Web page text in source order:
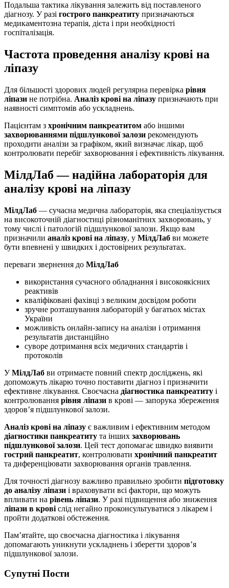
Подальша тактика лікування залежить від поставленого
діагнозу. У разі гострого панкреатиту призначаються
медикаментозна терапія, дієта і при необхідності
госпіталізація.
Частота проведення аналізу крові на
ліпазу
Для більшості здорових людей регулярна перевірка рівня
ліпази не потрібна. Аналіз крові на ліпазу призначають при
наявності симптомів або ускладнень.
Пацієнтам з хронічним панкреатитом або іншими
захворюваннями підшлункової залози рекомендують
проходити аналізи за графіком, який визначає лікар, щоб
контролювати перебіг захворювання і ефективність лікування.
МілдЛаб — надійна лабораторія для
аналізу крові на ліпазу
МілдЛаб — сучасна медична лабораторія, яка спеціалізується
на високоточній діагностиці різноманітних захворювань, у
тому числі і патологій підшлункової залози. Якщо вам
призначили аналіз крові на ліпазу, у МілдЛаб ви можете
бути впевнені у швидких і достовірних результатах.
переваги звернення до МілдЛаб
використання сучасного обладнання і високоякісних
реактивів
кваліфіковані фахівці з великим досвідом роботи
зручне розташування лабораторій у багатьох містах
України
можливість онлайн-запису на аналізи і отримання
результатів дистанційно
суворе дотримання всіх медичних стандартів і
протоколів
УМілдЛаб ви отримаєте повний спектр досліджень, які
допоможуть лікарю точно поставити діагноз і призначити
ефективне лікування. Своєчасна діагностика панкреатиту і
контролювання рівня ліпази в крові — запорука збереження
здоров’я підшлункової залози.
Аналіз крові на ліпазу є важливим і ефективним методом
діагностики панкреатиту та інших захворювань
підшлункової залози. Цей тест допомагає швидко виявити
гострий панкреатит, контролювати хронічний панкреатит
та диференціювати захворювання органів травлення.
Для точності діагнозу важливо правильно зробити підготовку
до аналізу ліпази і враховувати всі фактори, що можуть
впливати на рівень ліпази. У разі підвищення або зниження
ліпази в крові слід негайно проконсультуватися з лікарем і
пройти додаткові обстеження.
Пам’ятайте, що своєчасна діагностика і лікування
допомагають уникнути ускладнень і зберегти здоров’я
підшлункової залози.
Супутні Поcти